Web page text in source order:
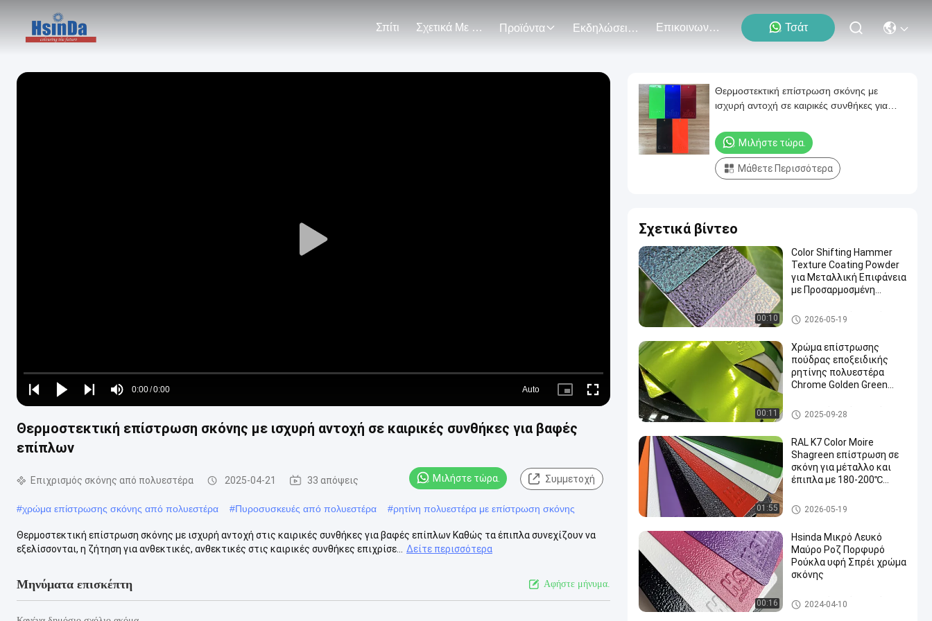
Σπίτι Σχετικά Με Εμάς Προϊόντα Εκδηλώσεις Επικοινωνήστε Μαζί Μας Τσάτ
Play
Play
Play
Play
Mute
Time
0:00/0:00
Loaded:
0%
Auto
Picture- Fullscreen
Θερμοστεκτική επίστρωση σκόνης με ισχυρή αντοχή σε καιρικές συνθήκες για βαφές
επίπλων
Επιχρισμός σκόνης από πολυεστέρα 2025-04-21 33 απόψεις Μιλήστε τώρα. Συμμετοχή
#χρώμα επίστρωσης σκόνης από πολυεστέρα #Πυροσυσκευές από πολυεστέρα #ρητίνη πολυεστέρα με επίστρωση σκόνης
Θερμοστεκτική επίστρωση σκόνης με ισχυρή αντοχή στις καιρικές συνθήκες για βαφές επίπλων Καθώς τα έπιπλα συνεχίζουν να
εξελίσσονται, η ζήτηση για ανθεκτικές, ανθεκτικές στις καιρικές συνθήκες επιχρίσε...
Δείτε περισσότερα
Μηνύματα επισκέπτη Αφήστε μήνυμα.
Θερμοστεκτική επίστρωση σκόνης με
ισχυρή αντοχή σε καιρικές συνθήκες για
Μιλήστε τώρα.
Μάθετε Περισσότερα
Σχετικά βίντεο
00:10
Color Shifting Hammer
Texture Coating Powder
για Μεταλλική Επιφάνεια
με Προσαρμοσμένη
Επιχρισμός σκόνης από πολυ
εστέρα
2026-05-19
00:11
Χρώμα επίστρωσης
πούδρας εποξειδικής
ρητίνης πολυεστέρα
Chrome Golden Green
Επιχρισμός σκόνης από πολυ
εστέρα
2025-09-28
01:55
RAL K7 Color Moire
Shagreen επίστρωση σε
σκόνη για μέταλλο και
έπιπλα με 180-200℃
ηλεκτροστατική βαφή
ψεκασμού
Θερμοστεκτική επίστρωση
σκόνης
2026-05-19
00:16
Hsinda Μικρό Λευκό
Μαύρο Ροζ Πορφυρό
Ρούκλα υφή Σπρέι χρώμα
σκόνης
Επιχρισμός σκόνης από πολυ
εστέρα
2024-04-10